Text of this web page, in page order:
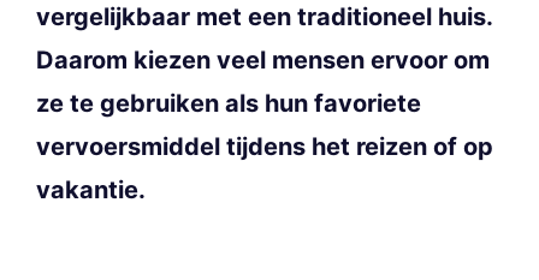
vergelijkbaar met een traditioneel huis.
Daarom kiezen veel mensen ervoor om
ze te gebruiken als hun favoriete
vervoersmiddel tijdens het reizen of op
vakantie.